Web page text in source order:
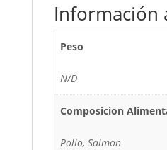
Información
Peso
N/D
Composicion
Pollo, Salmon